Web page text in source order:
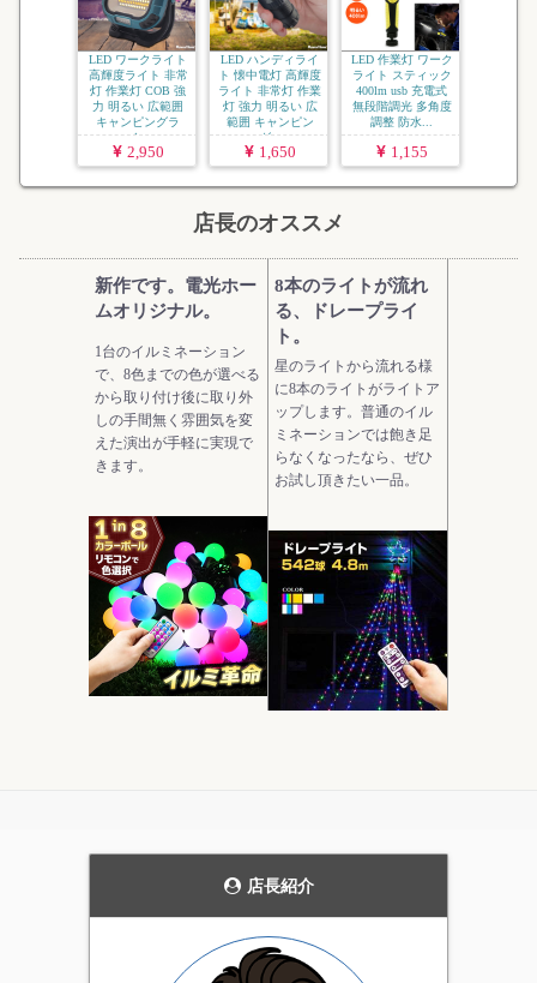
LED ワークライト
高輝度ライト 非常
灯 作業灯 COB 強
力 明るい 広範囲
キャンピングラ
イ...
2,950
LED ハンディライ
ト 懐中電灯 高輝度
ライト 非常灯 作業
灯 強力 明るい 広
範囲 キャンピン
グ...
1,650
LED 作業灯 ワーク
ライト スティック
400lm usb 充電式
無段階調光 多角度
調整 防水...
1,155
店長のオススメ
新作です。電光ホー
ムオリジナル。
1台のイルミネーション
で、8色までの色が選べる
から取り付け後に取り外
しの手間無く雰囲気を変
えた演出が手軽に実現で
きます。
8本のライトが流れ
る、ドレープライ
ト。
星のライトから流れる様
に8本のライトがライトア
ップします。普通のイル
ミネーションでは飽き足
らなくなったなら、ぜひ
お試し頂きたい一品。
張しすぎない雰囲気を持
った上品なガーデンライ
わらず屋外で利用可能な
実用性の高いイルミネー
ション。当店一番のオス
スメ商品です。
店長紹介